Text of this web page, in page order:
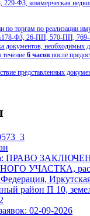
ФЗ, 127-ФЗ, 229-
ПРАВО
УЧАСТКА,
район П 10,
02-09-2026